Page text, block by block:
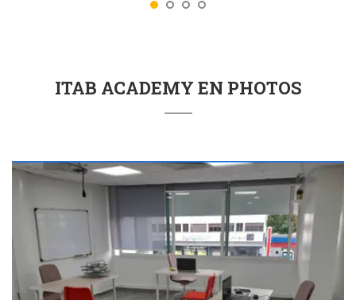
ITAB ACADEMY EN PHOTOS